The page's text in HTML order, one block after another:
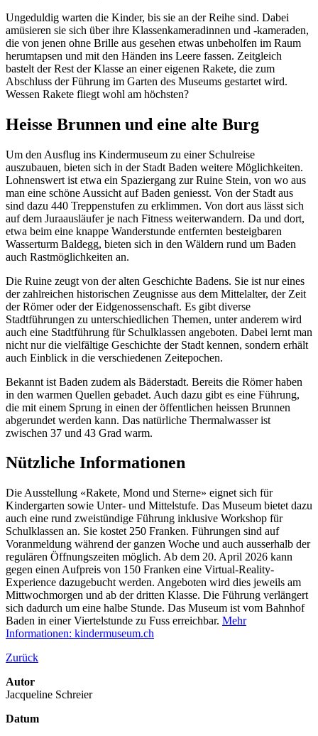
Ungeduldig warten die Kinder, bis sie an der Reihe sind. Dabei
amüsieren sie sich über ihre Klassenkameradinnen und -kameraden,
die von jenen ohne Brille aus gesehen etwas unbeholfen im Raum
herumtapsen und mit den Händen ins Leere fassen. Zeitgleich
bastelt der Rest der Klasse an einer eigenen Rakete, die zum
Abschluss der Führung im Garten des Museums gestartet wird.
Wessen Rakete fliegt wohl am höchsten?
Heisse Brunnen und eine alte Burg
Um den Ausflug ins Kindermuseum zu einer Schulreise
auszubauen, bieten sich in der Stadt Baden weitere Möglichkeiten.
Lohnenswert ist etwa ein Spaziergang zur Ruine Stein, von wo aus
man eine schöne Aussicht auf Baden geniesst. Von der Stadt aus
sind dazu 440 Treppenstufen zu erklimmen. Von dort aus lässt sich
auf dem Juraausläufer je nach Fitness weiterwandern. Da und dort,
etwa beim eine knappe Wanderstunde entfernten besteigbaren
Wasserturm Baldegg, bieten sich in den Wäldern rund um Baden
auch Rastmöglichkeiten an.
Die Ruine zeugt von der alten Geschichte Badens. Sie ist nur eines
der zahlreichen historischen Zeugnisse aus dem Mittelalter, der Zeit
der Römer oder der Eidgenossenschaft. Es gibt diverse
Stadtführungen zu unterschiedlichen Themen, unter anderem wird
auch eine Stadtführung für Schulklassen angeboten. Dabei lernt man
nicht nur die vielfältige Geschichte der Stadt kennen, sondern erhält
auch Einblick in die verschiedenen Zeitepochen.
Bekannt ist Baden zudem als Bäderstadt. Bereits die Römer haben
in den warmen Quellen gebadet. Auch dazu gibt es eine Führung,
die mit einem Sprung in einen der öffentlichen heissen Brunnen
abgerundet werden kann. Das natürliche Thermalwasser ist
zwischen 37 und 43 Grad warm.
Nützliche Informationen
Die Ausstellung «Rakete, Mond und Sterne» eignet sich für
Kindergarten sowie Unter- und Mittelstufe. Das Museum bietet dazu
auch eine rund zweistündige Führung inklusive Workshop für
Schulklassen an. Sie kostet 250 Franken. Führungen sind auf
Voranmeldung während der ganzen Woche und auch ausserhalb der
regulären Öffnungszeiten möglich. Ab dem 20. April 2026 kann
gegen einen Aufpreis von 150 Franken eine Virtual-Reality-
Experience dazugebucht werden. Angeboten wird dies jeweils am
Mittwochmorgen und ab der dritten Klasse. Die Führung verlängert
sich dadurch um eine halbe Stunde. Das Museum ist vom Bahnhof
Baden in einer Viertelstunde zu Fuss erreichbar. Mehr
Informationen: kindermuseum.ch
Zurück
Autor
Jacqueline Schreier
Datum